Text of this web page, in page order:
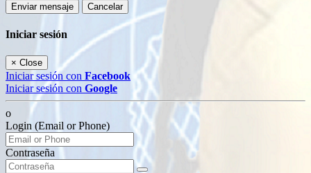
Enviar mensaje Cancelar
Iniciar sesión
× Close
Iniciar sesión con Facebook
Iniciar sesión con Google
o
Login (Email or Phone)
Contraseña